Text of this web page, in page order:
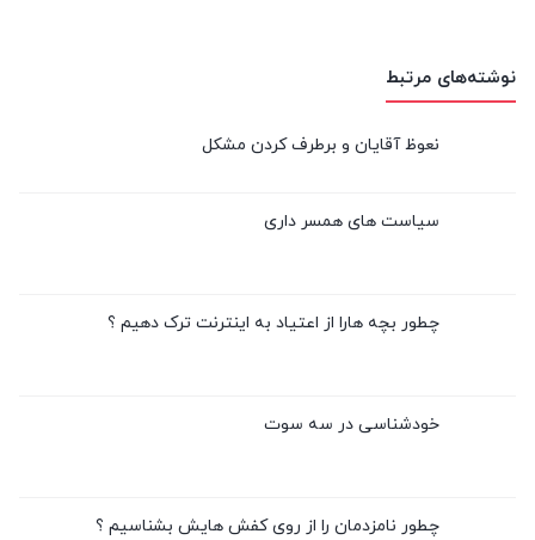
نوشته‌های مرتبط
نعوظ آقایان و برطرف کردن مشکل
سیاست های همسر داری
چطور بچه هارا از اعتیاد به اینترنت ترک دهیم ؟
خودشناسی در سه سوت
چطور نامزدمان را از روی کفش هایش بشناسیم ؟